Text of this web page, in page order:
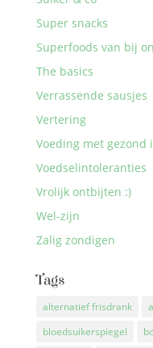
Super snacks
Superfoods van bij
The basics
Verrassende sausjes
Vertering
Voeding met gezond
Voedselintoleranties
Vrolijk ontbijten :)
Wel-zijn
Zalig zondigen
Tags
alternatief frisdrank
bloedsuikerspiegel